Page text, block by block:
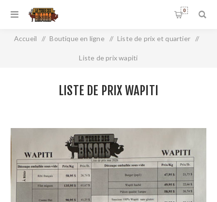
0
Accueil / Boutique en ligne / Liste de prix et quartier /
Liste de prix wapiti
LISTE DE PRIX WAPITI